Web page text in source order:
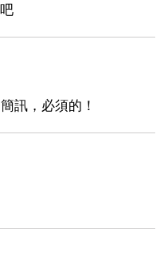
訊，必須的！